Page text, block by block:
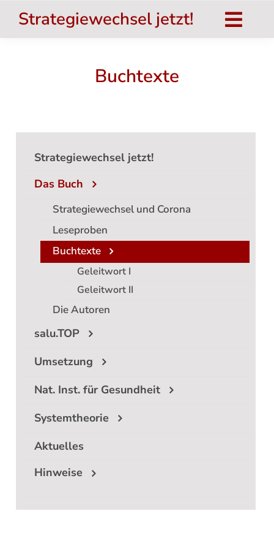
Inhalt
springen
Strategiewechsel jetzt!
Systemtheorie
Aktuelles
Hinweise
Buchtexte
Strategiewechsel jetzt!
Das Buch
Strategiewechsel und Corona
Leseproben
Buchtexte
Geleitwort I
Geleitwort II
Die Autoren
salu.TOP
Umsetzung
Nat. Inst. für Gesundheit
Systemtheorie
Aktuelles
Hinweise